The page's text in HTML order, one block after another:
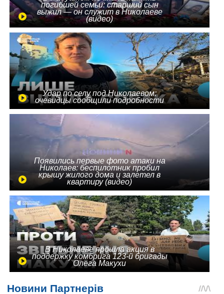
погибшей семьи: старший сын
выжил — он служит в Николаеве
(видео)
Удар по селу под Николаевом:
очевидцы сообщили подробности
Появились первые фото атаки на
Николаев: беспилотник пробил
крышу жилого дома и залетел в
квартиру (видео)
В Николаеве прошла акция в
поддержку комбрига 123-й бригады
Олега Макухи